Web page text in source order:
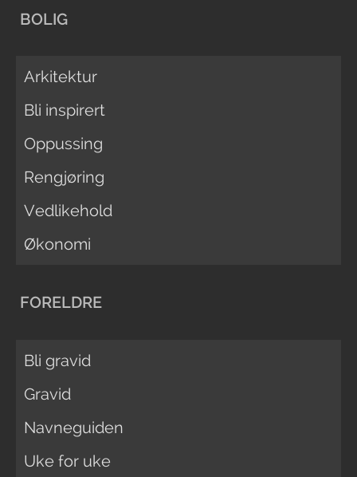
BOLIG
Arkitektur
Bli inspirert
Oppussing
Rengjøring
Vedlikehold
Økonomi
FORELDRE
Bli gravid
Gravid
Navneguiden
Uke for uke